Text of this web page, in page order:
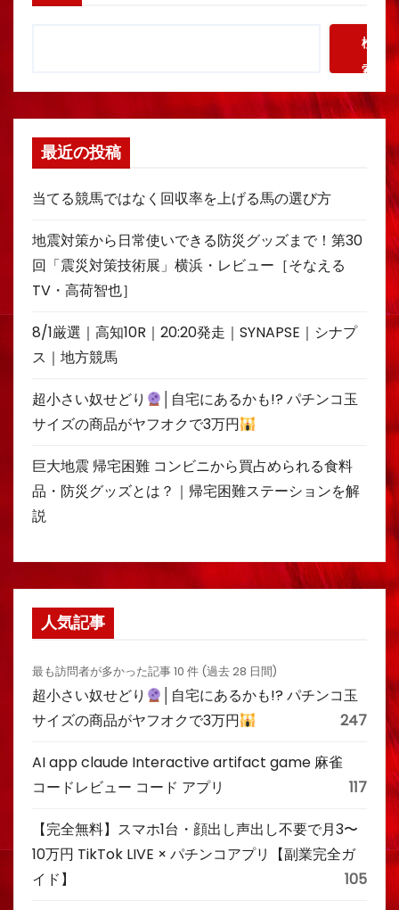
検
索
最近の投稿
当てる競馬ではなく回収率を上げる馬の選び方
地震対策から日常使いできる防災グッズまで！第30
回「震災対策技術展」横浜・レビュー［そなえる
TV・高荷智也］
8/1厳選｜高知10R｜20:20発走｜SYNAPSE｜シナプ
ス｜地方競馬
超小さい奴せどり
│自宅にあるかも!? パチンコ玉
サイズの商品がヤフオクで3万円
巨大地震 帰宅困難 コンビニから買占められる食料
品・防災グッズとは？｜帰宅困難ステーションを解
説
人気記事
最も訪問者が多かった記事 10 件 (過去 28 日間)
超小さい奴せどり
│自宅にあるかも!? パチンコ玉
サイズの商品がヤフオクで3万円
247
AI app claude Interactive artifact game 麻雀
コードレビュー コード アプリ
117
【完全無料】スマホ1台・顔出し声出し不要で月3〜
10万円 TikTok LIVE × パチンコアプリ【副業完全ガ
イド】
105